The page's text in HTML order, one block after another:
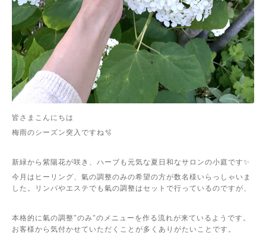
皆さまこんにちは
梅雨のシーズン突入ですね🫧
新緑から紫陽花が咲き、ハーブも元気な夏日和なサロンの小庭です✨
今月はヒーリング、氣の調整のみの希望の方が数名様いらっしゃいま
した。リンパやエステでも氣の調整はセットで行っているのですが、
本格的に氣の調整"のみ"のメニューを作る流れが来ているようです。
お客様から気付かせていただくことが多くありがたいことです。